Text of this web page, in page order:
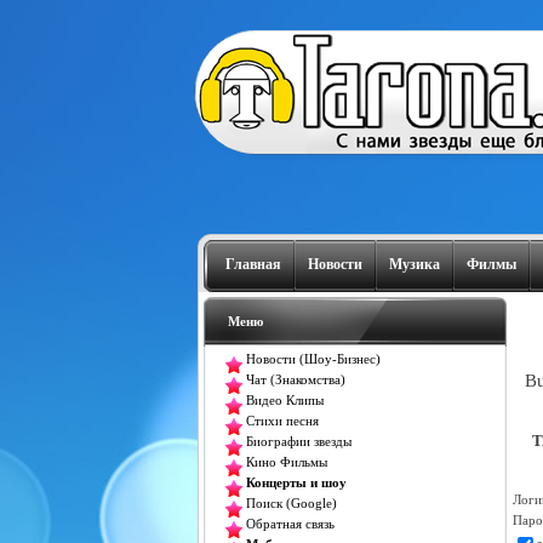
Главная Новости Музика Филмы
Меню
Новости (Шоу-Бизнес)
Чат (Знакомства)
Видео Клипы
Стихи песня
Биографии звезды
Кино Фильмы
Концерты и шоу
Поиск (Google)
Обратная связь